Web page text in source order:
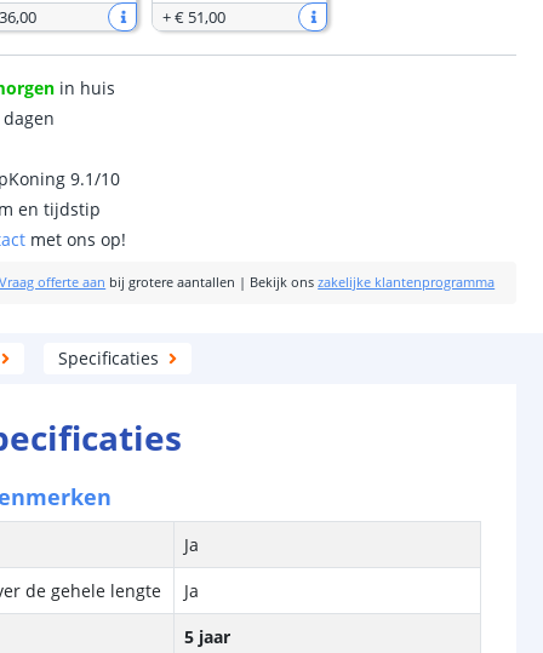
,00
+€ 51,00
in huis
9.1/10
en tijdstip
met ons op!
Vraag offerte aan bij grotere aantallen | Bekijk ons zakelijke klantenprogramma
Specificaties
Ja
de gehele lengte
Ja
5 jaar